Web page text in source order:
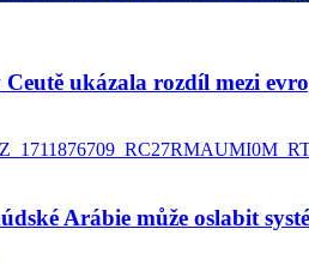
ukázala rozdíl mezi
Arábie může oslabit